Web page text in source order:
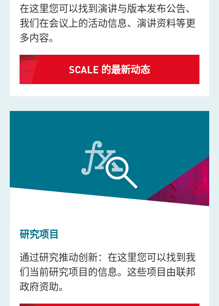
在这里您可以找到演讲与版本发布公告、
我们在会议上的活动信息、演讲资料等更
多内容。
SCALE 的最新动态
研究项目
通过研究推动创新：在这里您可以找到我
们当前研究项目的信息。这些项目由联邦
政府资助。